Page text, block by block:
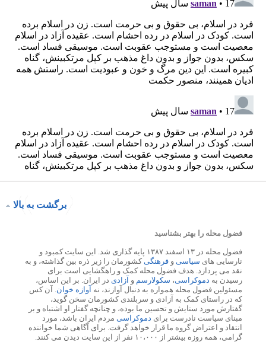
برگشت به بالا
فضول محله را بهتر بشناسید
فضول محله در ۱۳ اسفند ۱۳۸۷ پایه گذاری شد. این سایت کمبود و
نارسایی های سیاسی و فرهنگیکشورمان را زیر ذره بین گذاشته، و به
نقد می پردازد. هدف فضول محله کمک و راهگشایی است برای
رسیدن به دموکراسی، سکولارسم و آزادی در ایران. بر این اساس،
مسئولین فضول محله همواره به دنبال آوازند، نه آوازه خوان. آن کس
که در راستای کمک به آزادی و سربلندی کشورمان سخن گوید،
گفتارش مورد ستایش و تحسین ما بوده، و چنانچه گفتار او اشتباه و بر
مبنای سیاست نادرست برای دموکراسی مردم ایران باشد، مورد
انتقاد و اعتراض گروه ما قرار خواهد گرفت. برای آگاهی شما خواننده
گرامی، همه روزه بیشتر از ۱۰،۰۰۰ نفر از این سایت دیدن می کنند.